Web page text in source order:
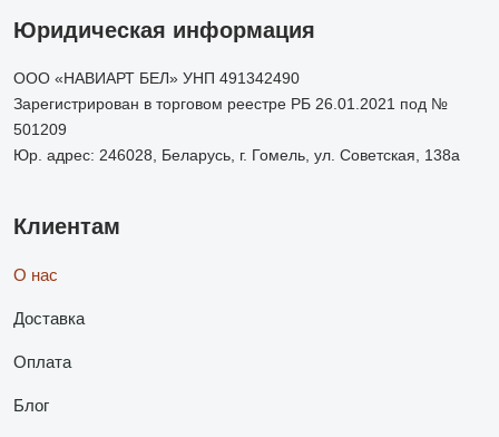
Юридическая информация
ООО «НАВИАРТ БЕЛ» УНП 491342490
Зарегистрирован в торговом реестре РБ 26.01.2021 под №
501209
Юр. адрес: 246028, Беларусь, г. Гомель, ул. Советская, 138а
Клиентам
О нас
Доставка
Оплата
Блог